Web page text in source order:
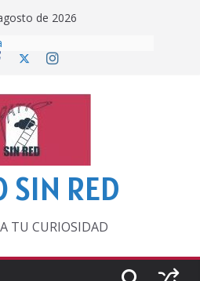
de 2026
entonces…
infinita’ de recomendar
veraniegas
Mundial
SIN RED
TU CURIOSIDAD